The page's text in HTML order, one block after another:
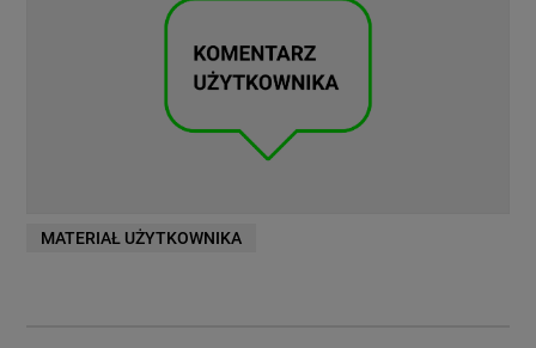
MATERIAŁ UŻYTKOWNIKA